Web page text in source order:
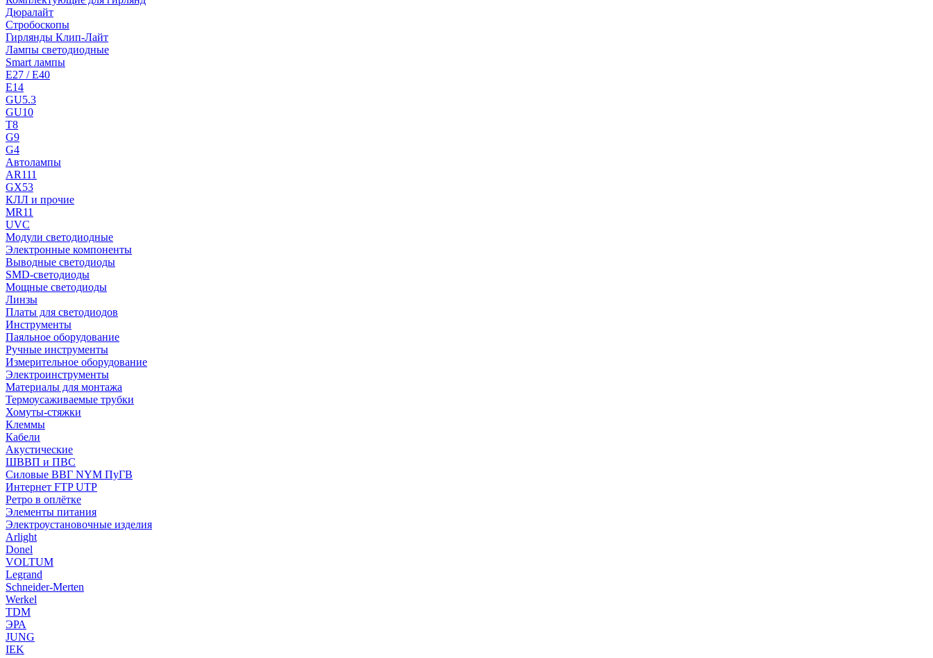
Дюралайт
Стробоскопы
Гирлянды Клип-Лайт
Лампы светодиодные
Smart лампы
E27 / E40
E14
GU5.3
GU10
T8
G9
G4
Автолампы
AR111
GX53
КЛЛ и прочие
MR11
UVC
Модули светодиодные
Электронные компоненты
Выводные светодиоды
SMD-светодиоды
Мощные светодиоды
Линзы
Платы для светодиодов
Инструменты
Паяльное оборудование
Ручные инструменты
Измерительное оборудование
Электроинструменты
Материалы для монтажа
Термоусаживаемые трубки
Хомуты-стяжки
Клеммы
Кабели
Акустические
ШВВП и ПВС
Силовые ВВГ NYM ПуГВ
Интернет FTP UTP
Ретро в оплётке
Элементы питания
Электроустановочные изделия
Arlight
Donel
VOLTUM
Legrand
Schneider-Merten
Werkel
TDM
ЭРА
JUNG
IEK